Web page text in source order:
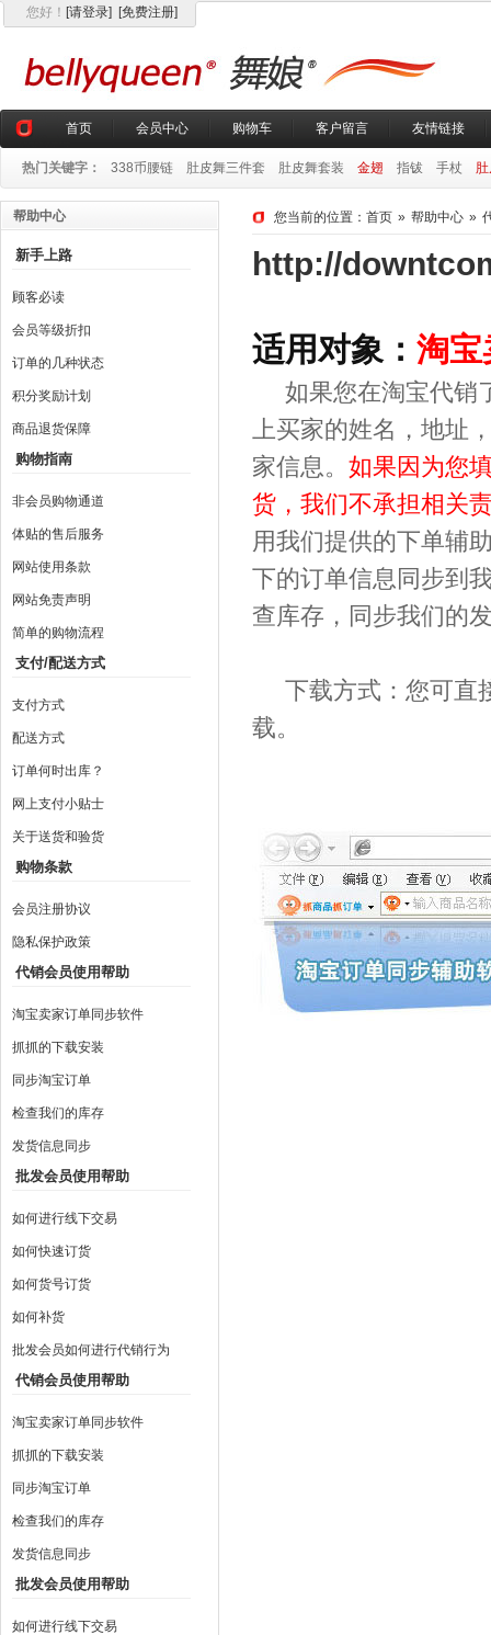
您好 ！ [请登录] [免费注册]
首页 会员中心 购物车 客户留言 友情链接
热门关键字： 338币腰链 肚皮舞三件套 肚皮舞套装 金翅 指钹 手杖
帮助中心
新手上路
顾客必读
会员等级折扣
订单的几种状态
积分奖励计划
商品退货保障
购物指南
非会员购物通道
体贴的售后服务
网站使用条款
网站免责声明
简单的购物流程
支付/配送方式
支付方式
配送方式
订单何时出库？
网上支付小贴士
关于送货和验货
购物条款
会员注册协议
隐私保护政策
代销会员使用帮助
淘宝卖家订单同步软件
抓抓的下载安装
同步淘宝订单
检查我们的库存
发货信息同步
批发会员使用帮助
如何进行线下交易
如何快速订货
如何货号订货
如何补货
批发会员如何进行代销行为
代销会员使用帮助
淘宝卖家订单同步软件
抓抓的下载安装
同步淘宝订单
检查我们的库存
发货信息同步
批发会员使用帮助
如何进行线下交易
您当前的位置： 首页 » 帮助中心 »
http://
适用对象： 淘
如果您在淘宝代销
上买家的姓名，地址
家信息。 如果因为您
货，我们不承担相关
用我们提供的下单辅
下的订单信息同步到
查库存，同步我们的
下载方式：您可直
载。